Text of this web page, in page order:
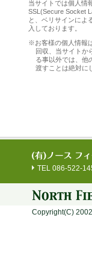
当サイトでは個人情
SSL(Secure Socket
と、ベリサインによ
入しております。
※お客様の個人情報
回収、当サイトか
る事以外では、他
渡すことは絶対に
TEL 086-522-
Copyright(C)